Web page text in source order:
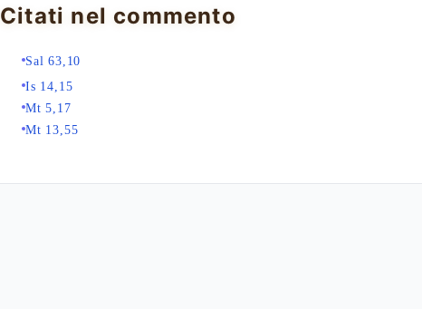
Citati nel commento
Sal 63,10
Is 14,15
Mt 5,17
Mt 13,55